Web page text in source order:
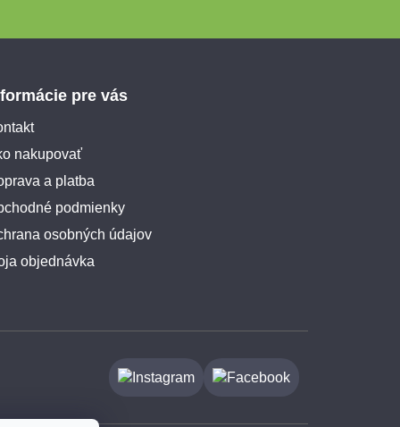
pre vás
nakupovať
a platba
podmienky
osobných údajov
objednávka